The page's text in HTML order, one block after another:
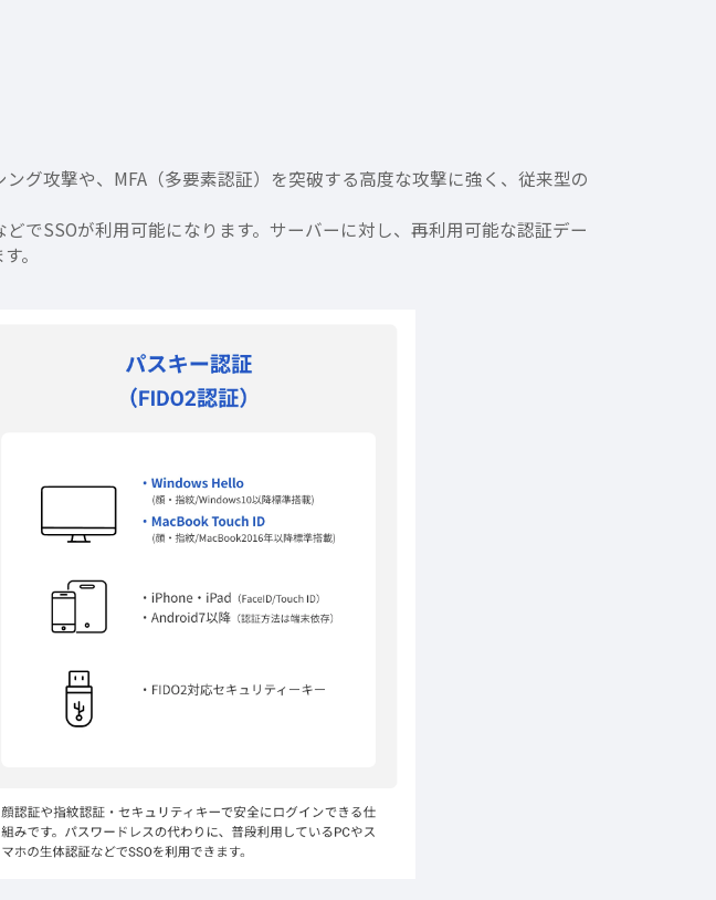
グ攻撃や、MFA（多要素認証）を突破する高度な攻撃に強く、従来型の
でSSOが利用可能になります。サーバーに対し、再利用可能な認証デー
。